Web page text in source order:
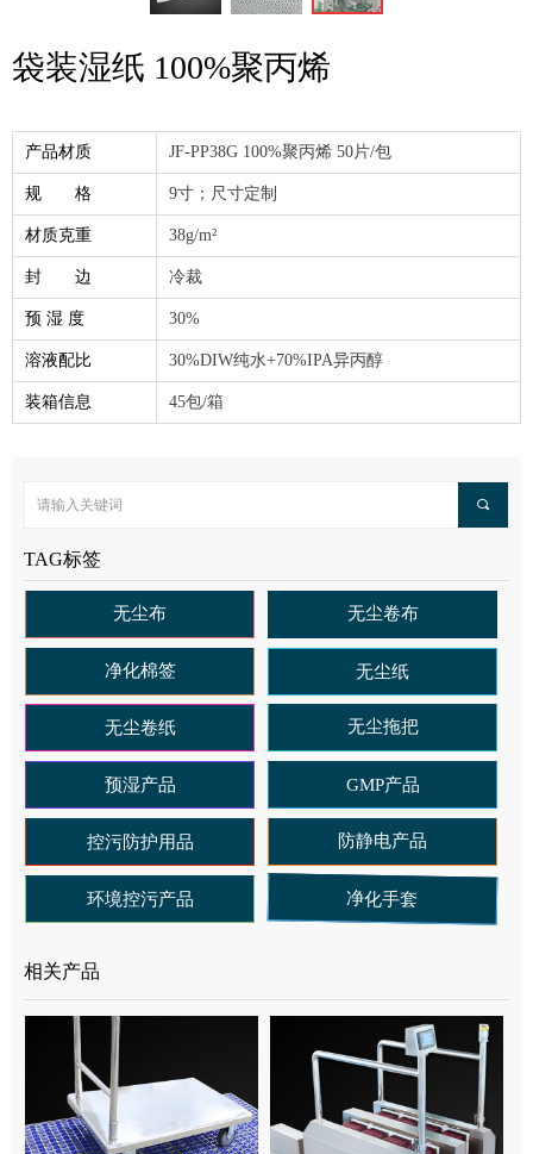
袋装湿纸 100%聚丙烯
产品材质 JF-PP38G 100%聚丙烯 50片/包
规 格 9寸；尺寸定制
材质克重 38g/m²
封 边 冷裁
预 湿 度 30%
溶液配比 30%DIW纯水+70%IPA异丙醇
装箱信息 45包/箱
끠
TAG标签
无尘布 无尘卷布
净化棉签 无尘纸
无尘拖把
预湿产品 GMP产品
控污防护用品 防静电产品
环境控污产品 净化手套
无尘卷纸
相关产品